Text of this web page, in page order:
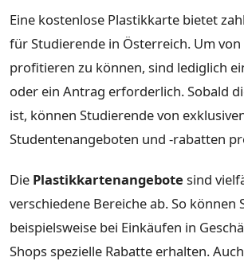
Eine kostenlose Plastikkarte bietet
für Studierende in Österreich. Um
profitieren zu können, sind lediglich
oder ein Antrag erforderlich. Sobald
ist, können Studierende von
Studentenangeboten und -rabatten
Die Plastikkartenangebote sind
verschiedene Bereiche ab. So können
beispielsweise bei Einkäufen in
Shops spezielle Rabatte erhalten. Auch